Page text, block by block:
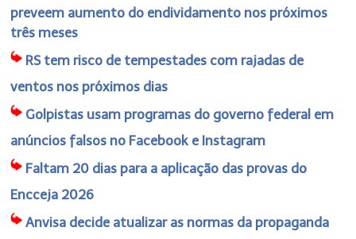
preveem aumento do endividamento nos próximos
três meses
RS tem risco de tempestades com rajadas de
ventos nos próximos dias
Golpistas usam programas do governo federal em
anúncios falsos no Facebook e Instagram
Faltam 20 dias para a aplicação das provas do
Encceja 2026
Anvisa decide atualizar as normas da propaganda